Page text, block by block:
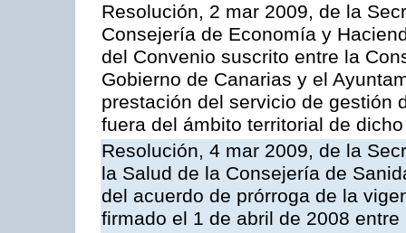
Resolución, 2 mar 2009, de la
Consejería de Economía y
del Convenio suscrito entre la
Gobierno de Canarias y el
prestación del servicio de gestión
fuera del ámbito territorial de
Resolución, 4 mar 2009, de la
la Salud de la Consejería de
del acuerdo de prórroga de la
firmado el 1 de abril de 2008